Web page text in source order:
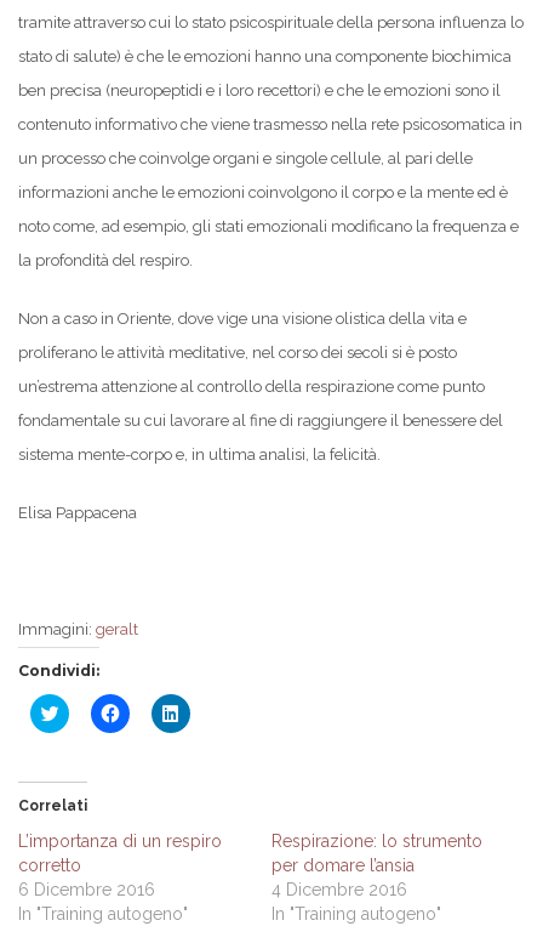
tramite attraverso cui lo stato psicospirituale della persona influenza lo
stato di salute) è che le emozioni hanno una componente biochimica
ben precisa (neuropeptidi e i loro recettori) e che le emozioni sono il
contenuto informativo che viene trasmesso nella rete psicosomatica in
un processo che coinvolge organi e singole cellule, al pari delle
informazioni anche le emozioni coinvolgono il corpo e la mente ed è
noto come, ad esempio, gli stati emozionali modificano la frequenza e
la profondità del respiro.
Non a caso in Oriente, dove vige una visione olistica della vita e
proliferano le attività meditative, nel corso dei secoli si è posto
un’estrema attenzione al controllo della respirazione come punto
fondamentale su cui lavorare al fine di raggiungere il benessere del
sistema mente-corpo e, in ultima analisi, la felicità.
Elisa Pappacena
Immagini: geralt
Condividi:
Fai
clic
su
Twitter
apre
in
una
nuova
finestra)
Fai
clic
in
una
finestra)
Fai
clic
apre
in
Correlati
L’importanza di un respiro
corretto
6 Dicembre 2016
In "Training autogeno"
Respirazione: lo strumento
per domare l’ansia
4 Dicembre 2016
In "Training autogeno"